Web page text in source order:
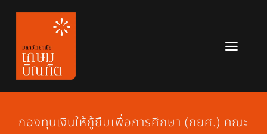
Skip
content
หลักสูตร
ข่าวสาร
กองทุนเงินให้กู้ยืมเพื่อการศึกษา (กยศ.) คณะ